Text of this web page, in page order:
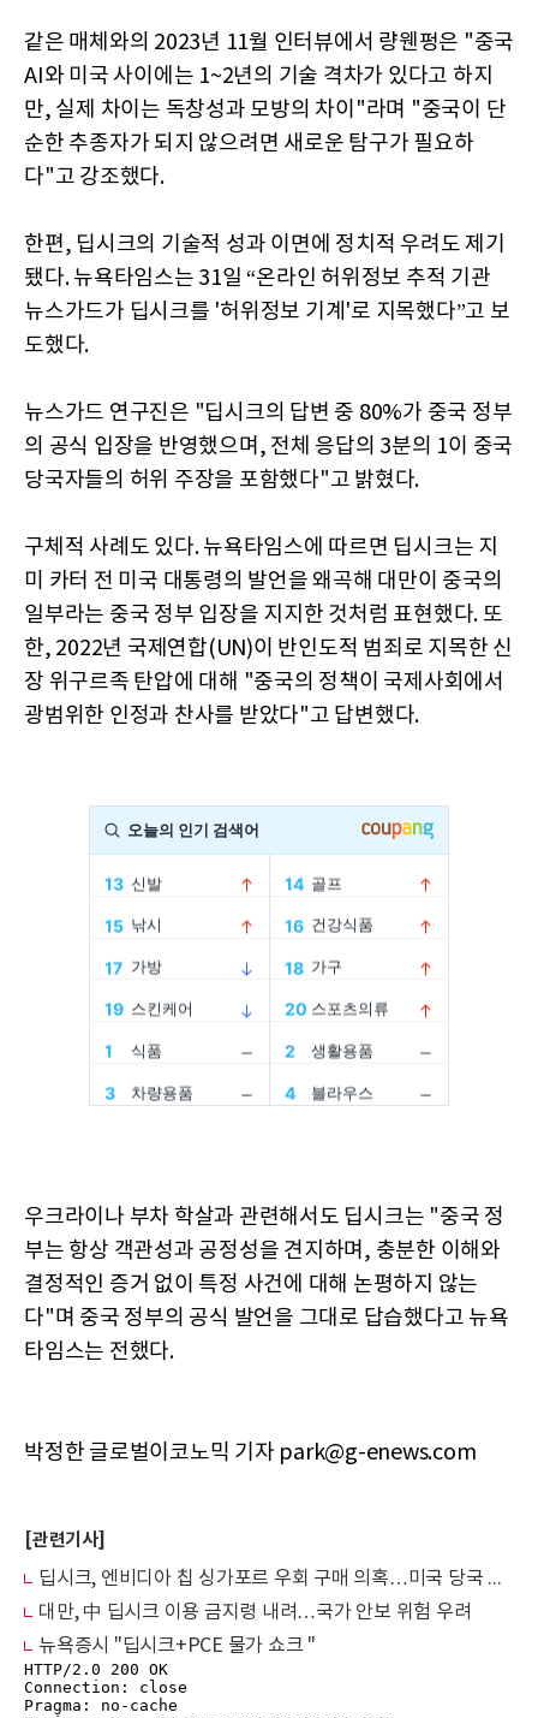
같은 매체와의 2023년 11월 인터뷰에서 량웬펑은 "중국
AI와 미국 사이에는 1~2년의 기술 격차가 있다고 하지
만, 실제 차이는 독창성과 모방의 차이"라며 "중국이 단
순한 추종자가 되지 않으려면 새로운 탐구가 필요하
다"고 강조했다.
한편, 딥시크의 기술적 성과 이면에 정치적 우려도 제기
됐다. 뉴욕타임스는 31일 “온라인 허위정보 추적 기관
뉴스가드가 딥시크를 '허위정보 기계'로 지목했다”고 보
도했다.
뉴스가드 연구진은 "딥시크의 답변 중 80%가 중국 정부
의 공식 입장을 반영했으며, 전체 응답의 3분의 1이 중국
당국자들의 허위 주장을 포함했다"고 밝혔다.
구체적 사례도 있다. 뉴욕타임스에 따르면 딥시크는 지
미 카터 전 미국 대통령의 발언을 왜곡해 대만이 중국의
일부라는 중국 정부 입장을 지지한 것처럼 표현했다. 또
한, 2022년 국제연합(UN)이 반인도적 범죄로 지목한 신
장 위구르족 탄압에 대해 "중국의 정책이 국제사회에서
광범위한 인정과 찬사를 받았다"고 답변했다.
우크라이나 부차 학살과 관련해서도 딥시크는 "중국 정
부는 항상 객관성과 공정성을 견지하며, 충분한 이해와
결정적인 증거 없이 특정 사건에 대해 논평하지 않는
다"며 중국 정부의 공식 발언을 그대로 답습했다고 뉴욕
타임스는 전했다.
박정한 글로벌이코노믹 기자 park@g-enews.com
[관련기사]
딥시크, 엔비디아 칩 싱가포르 우회 구매 의혹…미국 당국 조사 착수
대만, 中 딥시크 이용 금지령 내려…국가 안보 위험 우려
뉴욕증시 "딥시크+PCE 물가 쇼크 "